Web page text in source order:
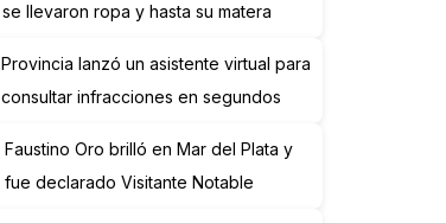
se llevaron ropa y hasta su matera
Provincia lanzó un asistente virtual para
consultar infracciones en segundos
Faustino Oro brilló en Mar del Plata y
fue declarado Visitante Notable